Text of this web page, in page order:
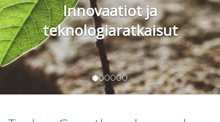
Innovaatiot ja
teknologiaratkaisut